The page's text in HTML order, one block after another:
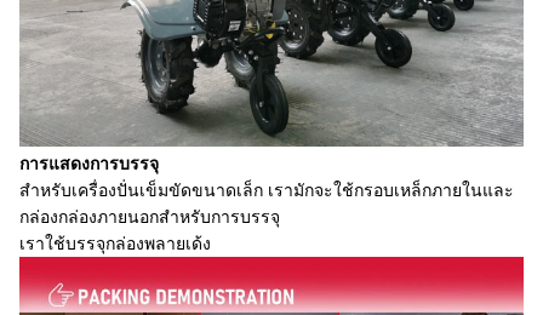
การแสดงการบรรจุ
สําหรับเครื่องปั่นเข็มขัดขนาดเล็ก เรามักจะใช้กรอบเหล็กภายในและ
กล่องกล่องภายนอกสําหรับการบรรจุ
เราใช้บรรจุกล่องพลายเด้ง